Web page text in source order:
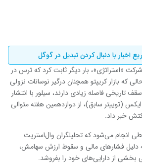
اخبار با دنبال کردن تبدیل در گوگل
«استراتژی»، بار دیگر ثابت کرد که ترس در
که بازار کریپتو همچنان درگیر نوسانات نزولی
فاصله زیادی دارند، سیلور با انتشار
(توییتر سابق)، از دوازدهمین هفته متوالی
خبر داد.
انجام می‌شود که تحلیلگران وال‌استریت
دلیل فشارهای مالی و سقوط ارزش سهامش،
بخشی از دارایی‌های خود را بفروشد.